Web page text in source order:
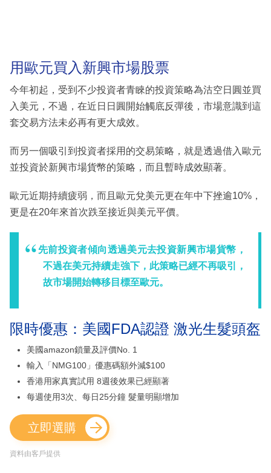
用歐元買入新興市場股票
今年初起，受到不少投資者青睞的投資策略為沽空日圓並買
入美元，不過，在近日日圓開始觸底反彈後，市場意識到這
套交易方法未必再有更大成效。
而另一個吸引到投資者採用的交易策略，就是透過借入歐元
並投資於新興市場貨幣的策略，而且暫時成效顯著。
歐元近期持續疲弱，而且歐元兌美元更在年中下挫逾10%，
更是在20年來首次跌至接近與美元平價。
先前投資者傾向透過美元去投資新興市場貨幣，
不過在美元持續走強下，此策略已經不再吸引，
故市場開始轉移目標至歐元。
限時優惠：美國FDA認證 激光生髮頭盔
美國amazon鎖量及評價No. 1
輸入「NMG100」優惠碼額外減$100
香港用家真實試用 8週後效果已經顯著
每週使用3次、每日25分鐘 髮量明顯增加
立即選購
資料由客戶提供